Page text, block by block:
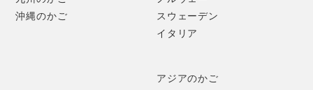
沖縄のかご
スウェーデン
イタリア
アジアのかご